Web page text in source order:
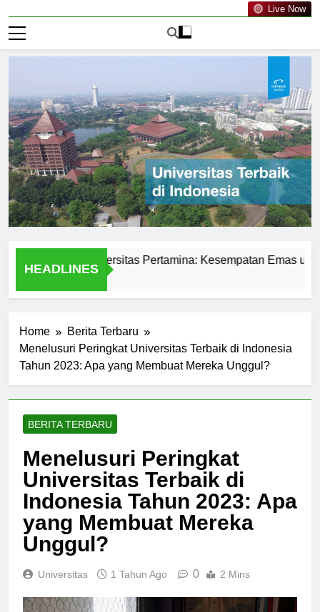
Live Now
HEADLINES
di PMB Universitas Pertamina: Kesempatan Emas untuk
Home
Berita Terbaru
Menelusuri Peringkat Universitas Terbaik di Indonesia
Tahun 2023: Apa yang Membuat Mereka Unggul?
BERITA TERBARU
Menelusuri Peringkat
Universitas Terbaik di
Indonesia Tahun 2023: Apa
yang Membuat Mereka
Unggul?
Universitas 1 Tahun Ago 0 2 Mins